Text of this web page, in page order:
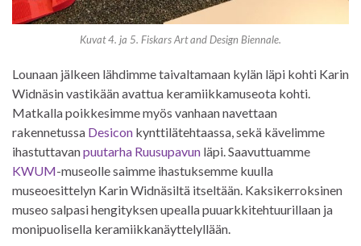
Kuvat 4. ja 5. Fiskars Art and Design Biennale.
Lounaan jälkeen lähdimme taivaltamaan kylän läpi kohti Karin
Widnäsin vastikään avattua keramiikkamuseota kohti.
Matkalla poikkesimme myös vanhaan navettaan
rakennetussa Desicon kynttilätehtaassa, sekä kävelimme
ihastuttavanpuutarha Ruusupavun läpi. Saavuttuamme
KWUM-museolle saimme ihastuksemme kuulla
museoesittelyn Karin Widnäsiltä itseltään. Kaksikerroksinen
museo salpasi hengityksen upealla puuarkkitehtuurillaan ja
monipuolisella keramiikkanäyttelyllään.